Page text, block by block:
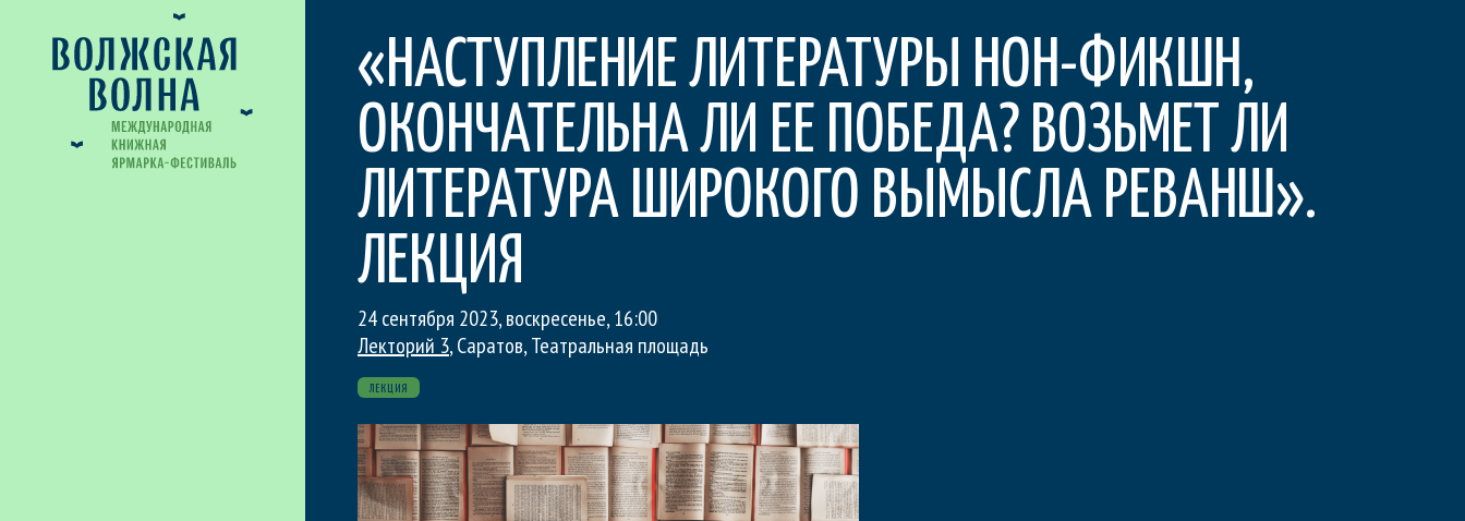
«НАСТУПЛЕНИЕ ЛИТЕРАТУРЫ НОН-ФИКШН,
ОКОНЧАТЕЛЬНА ЛИ ЕЕ ПОБЕДА? ВОЗЬМЕТ ЛИ
ЛИТЕРАТУРА ШИРОКОГО ВЫМЫСЛА РЕВАНШ».
ЛЕКЦИЯ
24 сентября 2023, воскресенье,16:00
Лекторий 3, Саратов, Театральная площадь
ЛЕКЦИЯ